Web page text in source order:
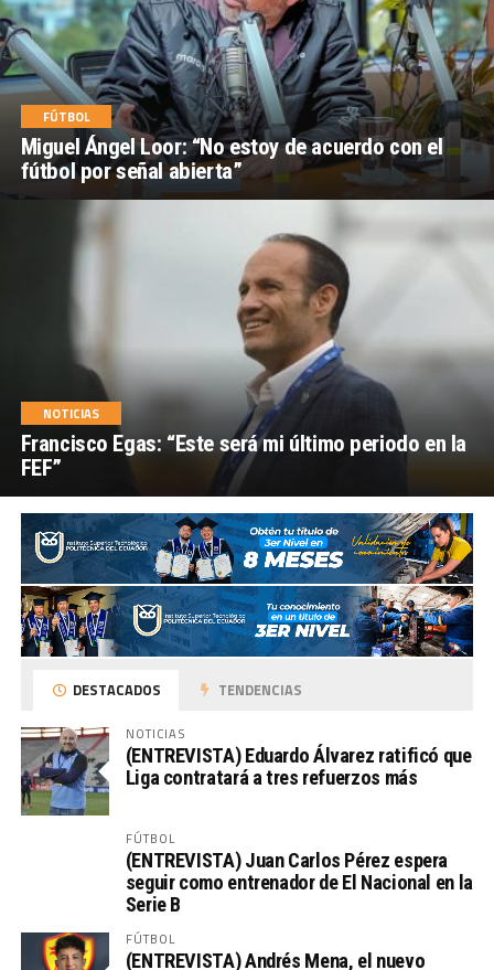
FÚTBOL
Miguel Ángel Loor: “No estoy de acuerdo con el
fútbol por señal abierta”
NOTICIAS
Francisco Egas: “Este será mi último periodo en la
FEF”
DESTACADOS TENDENCIAS
NOTICIAS
(ENTREVISTA) Eduardo Álvarez ratificó que
Liga contratará a tres refuerzos más
FÚTBOL
(ENTREVISTA) Juan Carlos Pérez espera
seguir como entrenador de El Nacional en la
Serie B
FÚTBOL
(ENTREVISTA) Andrés Mena, el nuevo